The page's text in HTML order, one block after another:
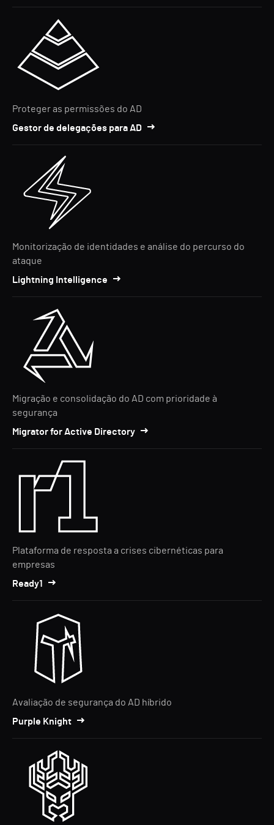
Proteger as permissões do AD
Gestor de delegações para AD
Monitorização de identidades e análise do percurso do
ataque
Lightning Intelligence
Migração e consolidação do AD com prioridade à
segurança
Migrator for Active Directory
Plataforma de resposta a crises cibernéticas para
empresas
Ready1
Avaliação de segurança do AD híbrido
Purple Knight